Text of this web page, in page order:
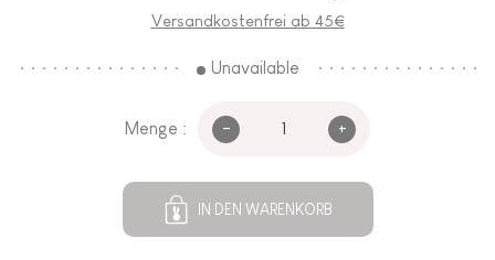
Versandkostenfrei ab 45€
Unavailable
Menge : - +
IN DEN WARENKORB